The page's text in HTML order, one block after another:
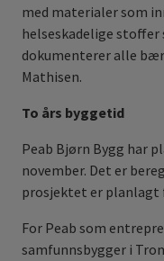
med materialer som
helseskadelige
dokumenterer alle
Mathisen.
To års byggetid
Peab Bjørn Bygg har
november. Det er
prosjektet er planlagt
For Peab som
samfunnsbygger i